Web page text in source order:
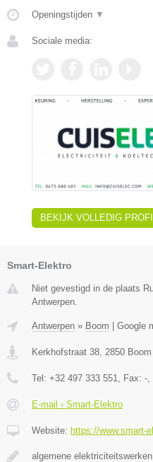
Openingstijden ▼
Sociale media:
BEKIJK VOLLEDIG
Smart-Elektro
Niet gevestigd in de plaats
Antwerpen.
Antwerpen » Boom Google
Kerkhofstraat 38 2850 Boom
Tel: +32 497 333 551 , Fax: -
E-mail › Smart-Elektro
Website: https://www.smart-
algemene